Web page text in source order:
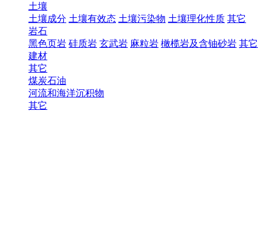
土壤
土壤成分 土壤有效态 土壤污染物 土壤理化性质 其它
岩石
黑色页岩 硅质岩 玄武岩 麻粒岩 橄榄岩及含铀砂岩 其它
建材
其它
煤炭石油
河流和海洋沉积物
其它